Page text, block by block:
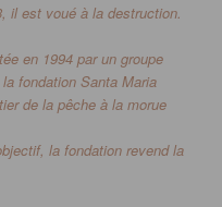
il est voué à la destruction.
en 1994 par un groupe
fondation Santa Maria
de la pêche à la morue
la fondation revend la